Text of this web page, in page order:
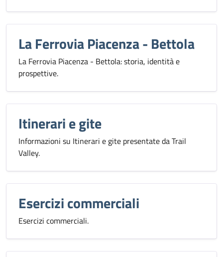
La Ferrovia Piacenza - Bettola
La Ferrovia Piacenza - Bettola: storia, identità e
prospettive.
Itinerari e gite
Informazioni su Itinerari e gite presentate da Trail
Valley.
Esercizi commerciali
Esercizi commerciali.